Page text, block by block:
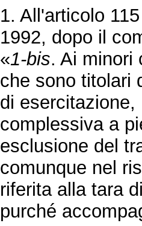
1. All'articolo
1992, dopo il
«1-bis. Ai minori
che sono titolari
di
complessiva a
esclusione del
comunque nel
riferita alla tara
purché